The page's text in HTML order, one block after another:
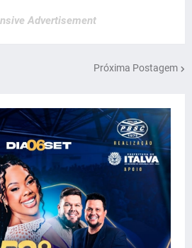
Advertisement
Próxima Postagem